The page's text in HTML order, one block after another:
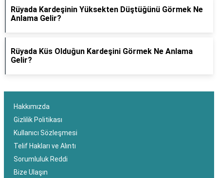
Rüyada Kardeşinin Yüksekten Düştüğünü Görmek Ne
Anlama Gelir?
Rüyada Küs Olduğun Kardeşini Görmek Ne Anlama
Gelir?
Hakkımızda
Gizlilik Politikası
Kullanıcı Sözleşmesi
Telif Hakları ve Alıntı
Sorumluluk Reddi
Bize Ulaşın